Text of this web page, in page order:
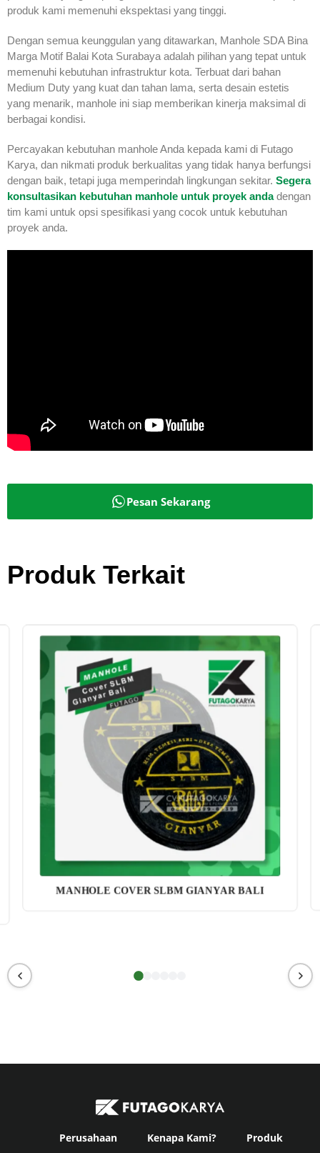
produk kami memenuhi ekspektasi yang tinggi.
Dengan semua keunggulan yang ditawarkan, Manhole SDA Bina
Marga Motif Balai Kota Surabaya adalah pilihan yang tepat untuk
memenuhi kebutuhan infrastruktur kota. Terbuat dari bahan
Medium Duty yang kuat dan tahan lama, serta desain estetis
yang menarik, manhole ini siap memberikan kinerja maksimal di
berbagai kondisi.
Percayakan kebutuhan manhole Anda kepada kami di Futago
Karya, dan nikmati produk berkualitas yang tidak hanya berfungsi
dengan baik, tetapi juga memperindah lingkungan sekitar. Segera
konsultasikan kebutuhan manhole untuk proyek andadengan
tim kami untuk opsi spesifikasi yang cocok untuk kebutuhan
proyek anda.
Pesan Sekarang
Produk Terkait
MANHOLE COVER SLBM GIANYAR BALI
Perusahaan Kenapa Kami? Produk